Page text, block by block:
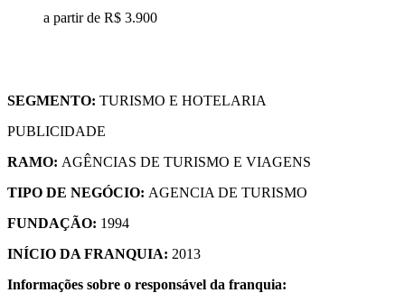
a partir de R$ 3.900
SEGMENTO: TURISMO E HOTELARIA
PUBLICIDADE
RAMO: AGÊNCIAS DE TURISMO E VIAGENS
TIPO DE NEGÓCIO: AGENCIA DE TURISMO
FUNDAÇÃO: 1994
INÍCIO DA FRANQUIA: 2013
Informações sobre o responsável da franquia: